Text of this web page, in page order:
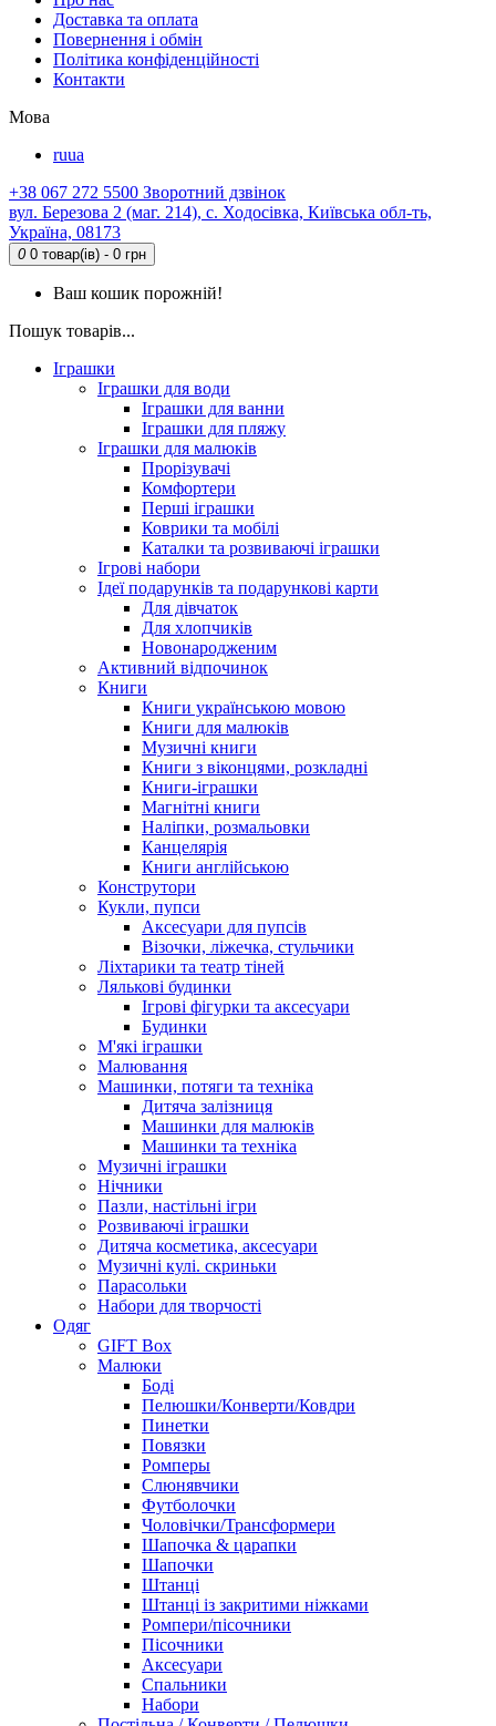
Доставка та оплата
Повернення і обмін
Політика конфіденційності
Контакти
Мова
ruua
+38 067 272 5500 Зворотний дзвінок
вул. Березова 2 (маг. 214), с. Ходосівка, Київська обл-ть,
Україна, 08173
0 0 товар(ів) - 0 грн
Ваш кошик порожній!
Пошук товарів...
Іграшки
Іграшки для води
Іграшки для ванни
Іграшки для пляжу
Іграшки для малюків
Прорізувачі
Комфортери
Перші іграшки
Коврики та мобілі
Каталки та розвиваючі іграшки
Ігрові набори
Ідеї ​​подарунків та подарункові карти
Для дівчаток
Для хлопчиків
Новонародженим
Активний відпочинок
Книги
Книги українською мовою
Книги для малюків
Музичні книги
Книги з віконцями, розкладні
Книги-іграшки
Магнітні книги
Наліпки, розмальовки
Канцелярія
Книги англійською
Конструтори
Кукли, пупси
Аксесуари для пупсів
Візочки, ліжечка, стульчики
Ліхтарики та театр тіней
Лялькові будинки
Ігрові фігурки та аксесуари
Будинки
М'які іграшки
Малювання
Машинки, потяги та техніка
Дитяча залізниця
Машинки для малюків
Машинки та техніка
Музичні іграшки
Нічники
Пазли, настільні ігри
Розвиваючі іграшки
Дитяча косметика, аксесуари
Музичні кулі. скриньки
Парасольки
Набори для творчості
Одяг
GIFT Box
Малюки
Боді
Пелюшки/Конверти/Ковдри
Пинетки
Повязки
Ромперы
Слюнявчики
Футболочки
Чоловічки/Трансформери
Шапочка & царапки
Шапочки
Штанці
Штанці із закритими ніжками
Ромпери/пісочники
Пісочники
Аксесуари
Спальники
Набори